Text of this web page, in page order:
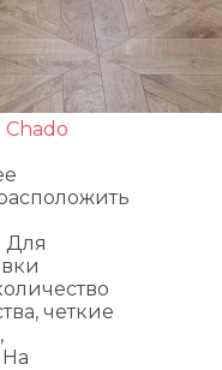
Chado
Для
четкие